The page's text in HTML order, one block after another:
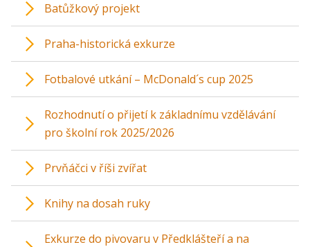
Batůžkový projekt
Praha-historická exkurze
Fotbalové utkání – McDonald´s cup 2025
Rozhodnutí o přijetí k základnímu vzdělávání
pro školní rok 2025/2026
Prvňáčci v říši zvířat
Knihy na dosah ruky
Exkurze do pivovaru v Předklášteří a na